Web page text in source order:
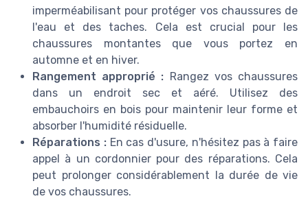
imperméabilisant pour protéger vos chaussures de
l'eau et des taches. Cela est crucial pour les
chaussures montantes que vous portez en
automne et en hiver.
Rangement approprié : Rangez vos chaussures
dans un endroit sec et aéré. Utilisez des
embauchoirs en bois pour maintenir leur forme et
absorber l'humidité résiduelle.
Réparations :En cas d'usure, n'hésitez pas à faire
appel à un cordonnier pour des réparations. Cela
peut prolonger considérablement la durée de vie
de vos chaussures.